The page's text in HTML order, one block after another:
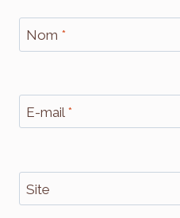
Nom *
E-mail *
Site